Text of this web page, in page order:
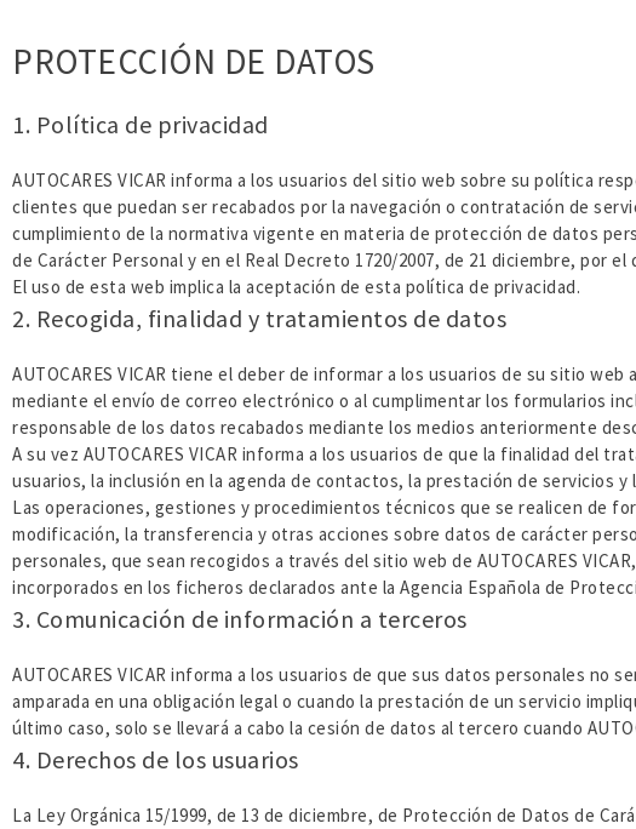
PROTECCIÓN DE DATOS
1. Política de privacidad
AUTOCARES VICAR informa a los usuarios del sitio web sobre su política
clientes que puedan ser recabados por la navegación o contratación de
cumplimiento de la normativa vigente en materia de protección de datos
de Carácter Personal y en el Real Decreto 1720/2007, de 21 diciembre, por
El uso de esta web implica la aceptación de esta política de privacidad.
2. Recogida, finalidad y tratamientos de datos
AUTOCARES VICAR tiene el deber de informar a los usuarios de su sitio
mediante el envío de correo electrónico o al cumplimentar los formularios
responsable de los datos recabados mediante los medios anteriormente
A su vez AUTOCARES VICAR informa a los usuarios de que la finalidad del
usuarios, la inclusión en la agenda de contactos, la prestación de servicios y
Las operaciones, gestiones y procedimientos técnicos que se realicen de
modificación, la transferencia y otras acciones sobre datos de carácter
personales, que sean recogidos a través del sitio web de AUTOCARES
incorporados en los ficheros declarados ante la Agencia Española de
3. Comunicación de información a terceros
AUTOCARES VICAR informa a los usuarios de que sus datos personales
amparada en una obligación legal o cuando la prestación de un servicio
último caso, solo se llevará a cabo la cesión de datos al tercero cuando
4. Derechos de los usuarios
La Ley Orgánica 15/1999, de 13 de diciembre, de Protección de Datos de